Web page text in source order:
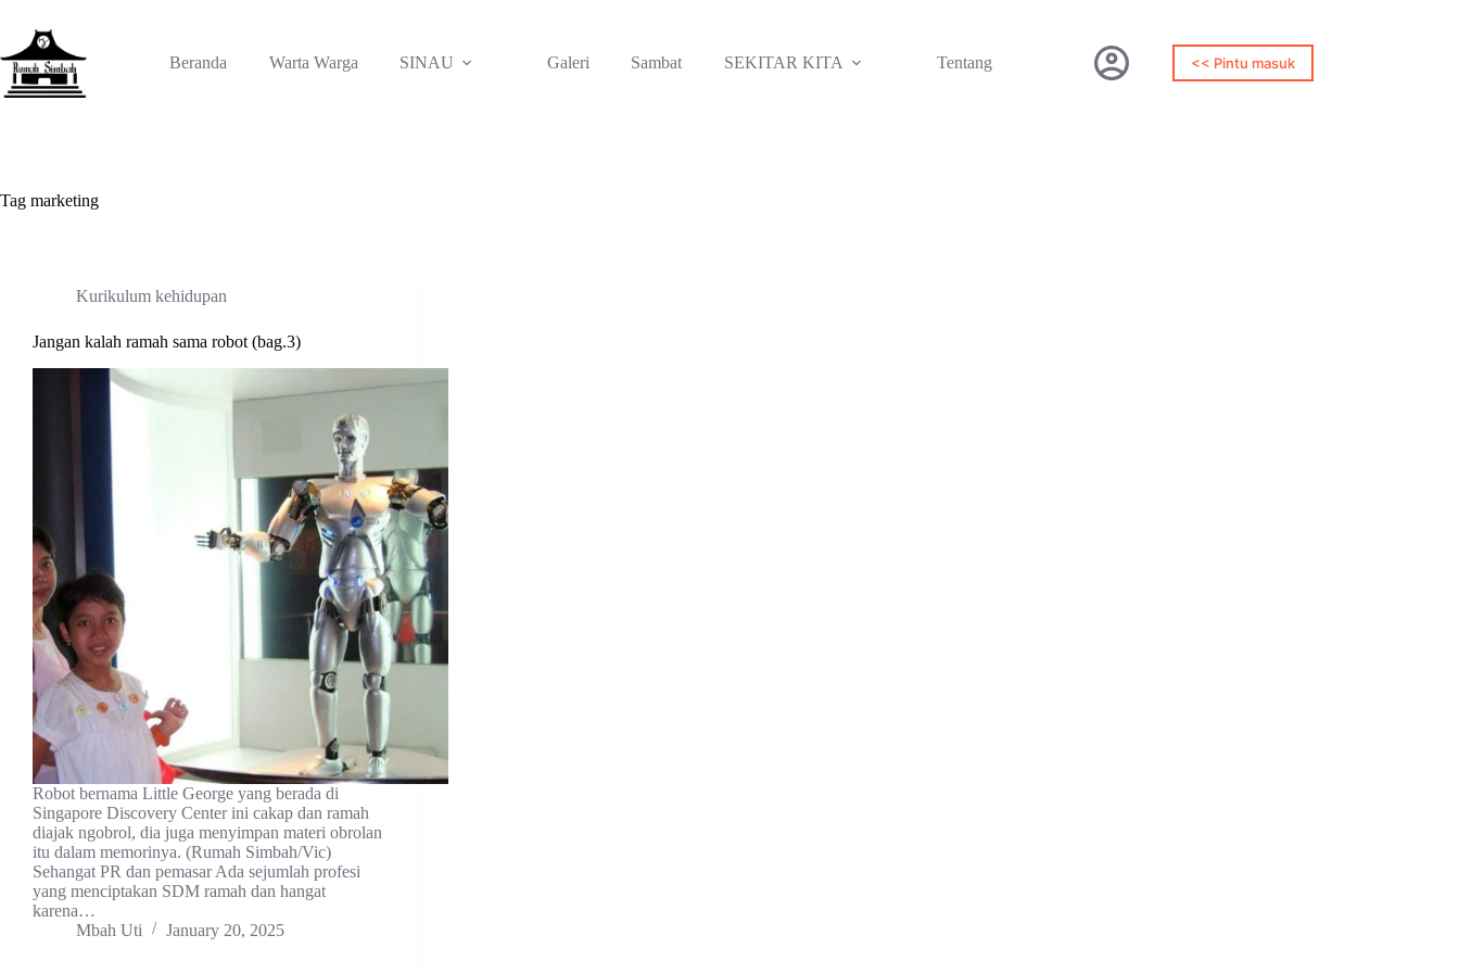
content
Beranda
Warta Warga SINAU Galeri Sambat SEKITAR KITA Tentang << Pintu masuk
Tag marketing
Kurikulum kehidupan
Jangan kalah ramah sama robot (bag.3)
Robot bernama Little George yang berada di
Singapore Discovery Center ini cakap dan ramah
diajak ngobrol, dia juga menyimpan materi obrolan
itu dalam memorinya. (Rumah Simbah/Vic)
Sehangat PR dan pemasar Ada sejumlah profesi
yang menciptakan SDM ramah dan hangat
karena…
Mbah Uti
January 20, 2025